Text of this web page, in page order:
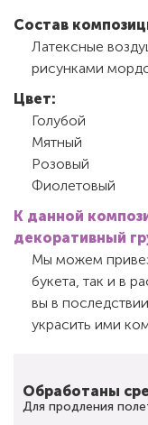
Состав
Латексные
рисунками
Цвет:
Голубой
Мятный
Розовый
Фиолетовый
К данной
декоративный
Мы можем
букета, так и в
вы в
украсить ими
Обработаны
Для продления